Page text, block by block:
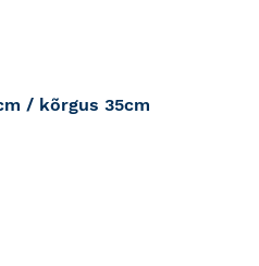
/ kõrgus 35cm